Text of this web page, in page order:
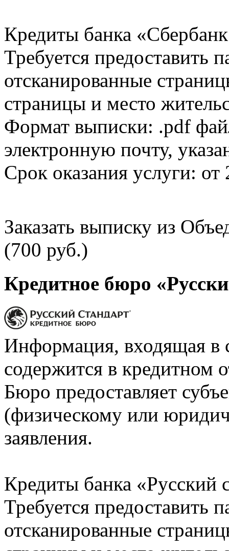
Кредиты банка
Требуется предоставить
отсканированные
страницы и место
Формат выписки: .pdf
электронную почту,
Срок оказания услуги: от
Заказать выписку из
(700 руб.)
Кредитное бюро
Информация, входящая в
содержится в кредитном
Бюро предоставляет
(физическому или
заявления.
Кредиты банка «Русский
Требуется предоставить
отсканированные